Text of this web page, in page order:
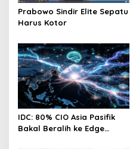
Prabowo Sindir Elite Sepatu
Harus Kotor
IDC: 80% CIO Asia Pasifik
Bakal Beralih ke Edge